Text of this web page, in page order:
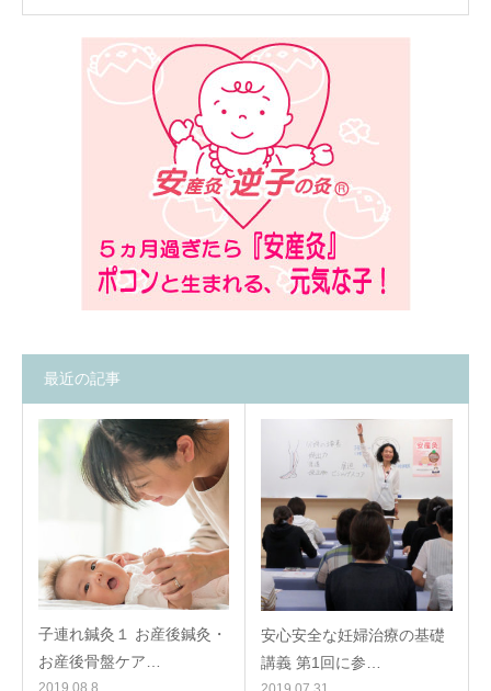
最近の記事
子連れ鍼灸１ お産後鍼灸・
お産後骨盤ケア…
2019.08.8
安心安全な妊婦治療の基礎
講義 第1回に参…